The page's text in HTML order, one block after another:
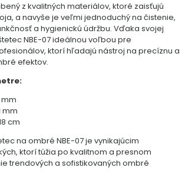
z kvalitných materiálov, ktoré zaisťujú
a navyše je veľmi jednoduchý na čistenie,
a hygienickú údržbu. Vďaka svojej
NBE-07 ideálnou voľbou pre
ktorí hľadajú nástroj na precíznu a
efektov.
mm
mm
cm
na ombré NBE-07 je vynikajúcim
ktorí túžia po kvalitnom a presnom
trendových a sofistikovaných ombré